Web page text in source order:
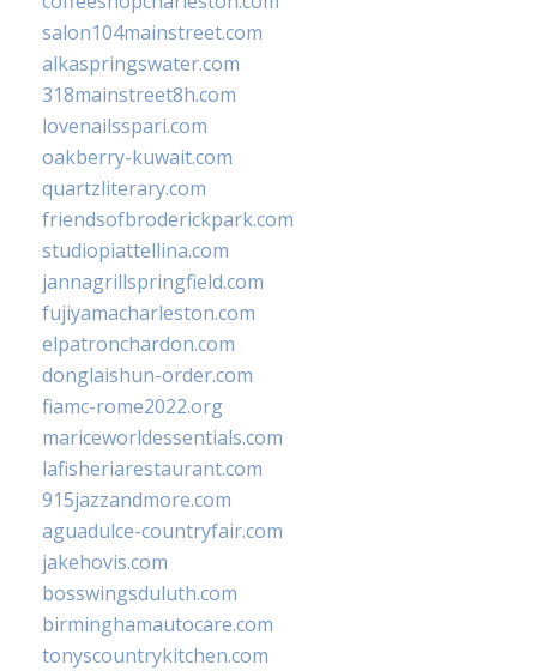
salon104mainstreet.com
alkaspringswater.com
318mainstreet8h.com
lovenailsspari.com
oakberry-kuwait.com
quartzliterary.com
friendsofbroderickpark.com
studiopiattellina.com
jannagrillspringfield.com
fujiyamacharleston.com
elpatronchardon.com
donglaishun-order.com
fiamc-rome2022.org
mariceworldessentials.com
lafisheriarestaurant.com
915jazzandmore.com
aguadulce-countryfair.com
jakehovis.com
bosswingsduluth.com
birminghamautocare.com
tonyscountrykitchen.com